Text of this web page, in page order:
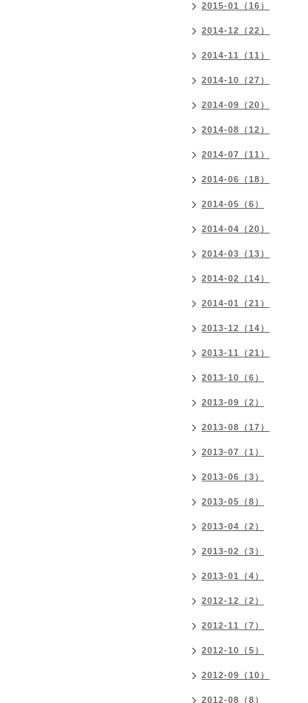
2015-01（16）
2014-12（22）
2014-11（11）
2014-10（27）
2014-09（20）
2014-08（12）
2014-07（11）
2014-06（18）
2014-05（6）
2014-04（20）
2014-03（13）
2014-02（14）
2014-01（21）
2013-12（14）
2013-11（21）
2013-10（6）
2013-09（2）
2013-08（17）
2013-07（1）
2013-06（3）
2013-05（8）
2013-04（2）
2013-02（3）
2013-01（4）
2012-12（2）
2012-11（7）
2012-10（5）
2012-09（10）
2012-08（8）